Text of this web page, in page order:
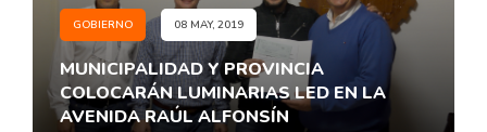
GOBIERNO 08 MAY, 2019
MUNICIPALIDAD Y PROVINCIA
COLOCARÁN LUMINARIAS LED EN LA
AVENIDA RAÚL ALFONSÍN